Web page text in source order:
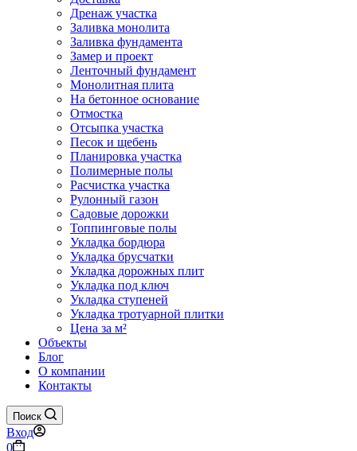
Дренаж участка
Заливка монолита
Заливка фундамента
Замер и проект
Ленточный фундамент
Монолитная плита
На бетонное основание
Отмостка
Отсыпка участка
Песок и щебень
Планировка участка
Полимерные полы
Расчистка участка
Рулонный газон
Садовые дорожки
Топпинговые полы
Укладка бордюра
Укладка брусчатки
Укладка дорожных плит
Укладка под ключ
Укладка ступеней
Укладка тротуарной плитки
Цена за м²
Объекты
Блог
О компании
Контакты
Поиск
Вход
Корзина
0